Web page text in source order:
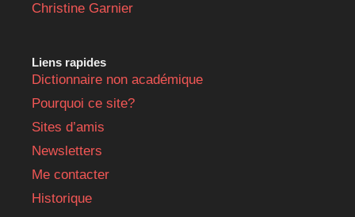
Christine Garnier
Liens rapides
Dictionnaire non académique
Pourquoi ce site?
Sites d’amis
Newsletters
Me contacter
Historique